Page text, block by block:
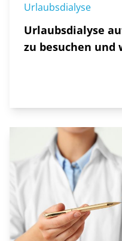
Urlaubsdialyse
Urlaubsdialyse
zu besuchen und